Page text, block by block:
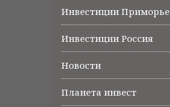
Инвестиции Приморье
Инвестиции Россия
Новости
Планета инвест